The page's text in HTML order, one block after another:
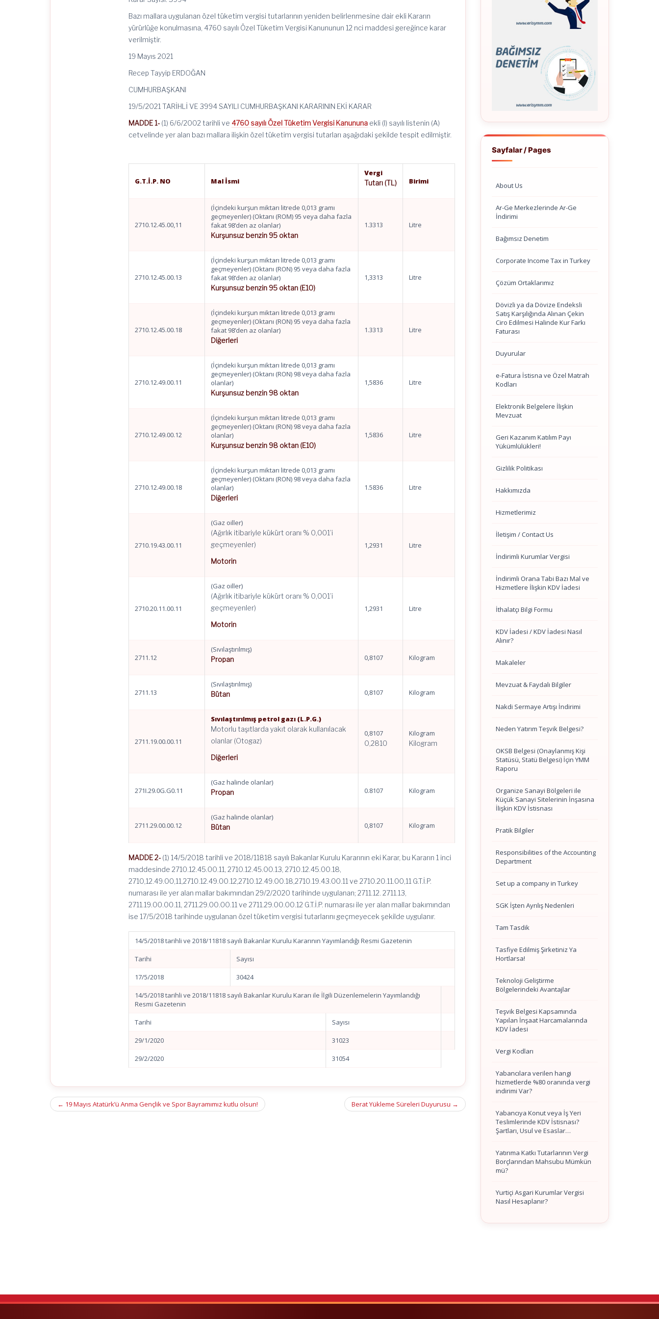
Bazı mallara uygulanan özel tüketim vergisi tutarlarının yeniden belirlenmesine dair ekli Kararın
yürürlüğe konulmasına, 4760 sayılı Özel Tüketim Vergisi Kanununun 12 nci maddesi gereğince karar
verilmiştir.
19 Mayıs 2021
Recep Tayyip ERDOĞAN
CUMHURBAŞKANI
19/5/2021 TARİHLİ VE 3994 SAYILI CUMHURBAŞKANI KARARININ EKİ KARAR
MADDE 1- (1) 6/6/2002 tarihli ve 4760 sayılı Özel Tüketim Vergisi Kanununa ekli (I) sayılı listenin (A)
cetvelinde yer alan bazı mallara ilişkin özel tüketim vergisi tutarları aşağıdaki şekilde tespit edilmiştir.
G.T.İ.P. NO Mal İsmi
Vergi
Tutarı (TL) Birimi
2710.12.45.00,11
(İçindeki kurşun miktarı litrede 0,013 gramı
geçmeyenler) (Oktanı (ROM) 95 veya daha fazla
fakat 98’den az olanlar)
Kurşunsuz benzin 95 oktan
1.3313 Litre
2710.12.45.00.13
(İçindeki kurşun miktarı litrede 0,013 gramı
geçmeyenler) (Oktanı (RON) 95 veya daha fazla
fakat 98’den az olanlar)
Kurşunsuz benzin 95 oktan (E10)
1,3313 Litre
2710.12.45.00.18
(İçindeki kurşun miktarı litrede 0,013 gramı
geçmeyenler) (Oktanı (RON) 95 veya daha fazla
fakat 98’den az olanlar)
Diğerleri
1.3313 Litre
2710.12.49.00.11
(İçindeki kurşun miktarı litrede 0,013 gramı
geçmeyenler) (Oktanı (RON) 98 veya daha fazla
olanlar)
Kurşunsuz benzin 98 oktan
1,5836 Litre
2710.12.49.00.12
(İçindeki kurşun miktarı litrede 0,013 gramı
geçmeyenler) (Oktanı (RON) 98 veya daha fazla
olanlar)
Kurşunsuz benzin 98 oktan (E10)
1,5836 Litre
2710.12.49.00.18
(İçindeki kurşun miktarı litrede 0,013 gramı
geçmeyenler) (Oktanı (RON) 98 veya daha fazla
olanlar)
Diğerleri
1.5836 Litre
2710.19.43.00.11
(Gaz oiller)
(Ağırlık itibariyle kükürt oranı % 0,001’i
geçmeyenler)
Motorin
1,2931 Litre
2710.20.11.00.11
(Gaz oiller)
(Ağırlık itibariyle kükürt oranı % 0,001’i
geçmeyenler)
Motorin
1,2931 Litre
2711.12
(Sıvılaştırılmış)
Propan 0,8107 Kilogram
2711.13
(Sıvılaştırılmış)
Bütan 0,8107 Kilogram
2711.19.00.00.11
Sıvılaştırılmış petrol gazı (L.P.G.)
Motorlu taşıtlarda yakıt olarak kullanılacak
olanlar (Otogaz)
Diğerleri
0,8107
0,2810
Kilogram
Kilogram
271I.29.0G.G0.11
(Gaz halinde olanlar)
Propan 0.8107 Kilogram
2711.29.00.00.12
(Gaz halinde olanlar)
Bütan 0,8107 Kilogram
MADDE 2- (1) 14/5/2018 tarihli ve 2018/11818 sayılı Bakanlar Kurulu Kararının eki Karar, bu Kararın 1 inci
maddesinde 2710.12.45.00.11, 2710.12.45.00.13, 2710.12.45.00.18,
2710,12.49.00,11,2710.12.49.00.12,2710.12.49.00.18,2710.19.43.00.11 ve 2710.20.11.00,11 G.T.İ.P.
numarası ile yer alan mallar bakımından 29/2/2020 tarihinde uygulanan; 2711.12. 2711.13,
2711.19.00.00.11, 2711.29.00.00.11 ve 2711.29.00.00.12 G.T.İ.P. numarası ile yer alan mallar bakımından
ise 17/5/2018 tarihinde uygulanan özel tüketim vergisi tutarlarını geçmeyecek şekilde uygulanır.
14/5/2018 tarihli ve 2018/11818 sayılı Bakanlar Kurulu Kararının Yayımlandığı Resmi Gazetenin
Tarihi Sayısı
17/5/2018 30424
14/5/2018 tarihli ve 2018/11818 sayılı Bakanlar Kurulu Kararı ile İlgili Düzenlemelerin Yayımlandığı
Resmi Gazetenin
Tarihi Sayısı
29/1/2020 31023
29/2/2020 31054
Post
← 19 Mayıs Atatürk’ü Anma Gençlik ve Spor Bayramımız kutlu olsun! Berat Yükleme Süreleri Duyurusu →
Sayfalar / Pages
About Us
Ar-Ge Merkezlerinde Ar-Ge
İndirimi
Bağımsız Denetim
Corporate Income Tax in Turkey
Çözüm Ortaklarımız
Dövizli ya da Dövize Endeksli
Satış Karşılığında Alınan Çekin
Ciro Edilmesi Halinde Kur Farkı
Faturası
Duyurular
e-Fatura İstisna ve Özel Matrah
Kodları
Elektronik Belgelere İlişkin
Mevzuat
Geri Kazanım Katılım Payı
Yükümlülükleri!
Gizlilik Politikası
Hakkımızda
Hizmetlerimiz
İletişim / Contact Us
İndirimli Kurumlar Vergisi
İndirimli Orana Tabi Bazı Mal ve
Hizmetlere İlişkin KDV İadesi
İthalatçı Bilgi Formu
KDV İadesi / KDV İadesi Nasıl
Alınır?
Makaleler
Mevzuat & Faydalı Bilgiler
Nakdi Sermaye Artışı İndirimi
Neden Yatırım Teşvik Belgesi?
OKSB Belgesi (Onaylanmış Kişi
Statüsü, Statü Belgesi) İçin YMM
Raporu
Organize Sanayi Bölgeleri ile
Küçük Sanayi Sitelerinin İnşasına
İlişkin KDV İstisnası
Pratik Bilgiler
Responsibilities of the Accounting
Department
Set up a company in Turkey
SGK İşten Ayrılış Nedenleri
Tam Tasdik
Tasfiye Edilmiş Şirketiniz Ya
Hortlarsa!
Teknoloji Geliştirme
Bölgelerindeki Avantajlar
Teşvik Belgesi Kapsamında
Yapılan İnşaat Harcamalarında
KDV İadesi
Vergi Kodları
Yabancılara verilen hangi
hizmetlerde %80 oranında vergi
indirimi Var?
Yabancıya Konut veya İş Yeri
Teslimlerinde KDV İstisnası?
Şartları, Usul ve Esaslar…
Yatırıma Katkı Tutarlarının Vergi
Borçlarından Mahsubu Mümkün
mü?
Yurtiçi Asgari Kurumlar Vergisi
Nasıl Hesaplanır?